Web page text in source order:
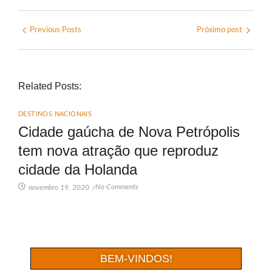
Previous Posts Próximo post
Related Posts:
DESTINOS NACIONAIS
Cidade gaúcha de Nova Petrópolis
tem nova atração que reproduz
cidade da Holanda
novembro 19, 2020 /No Comments
BEM-VINDOS!